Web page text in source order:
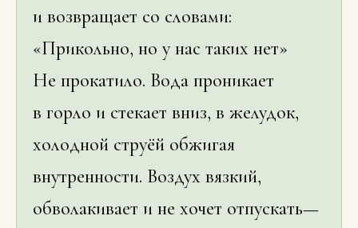
и возвращает со словами:
«Прикольно, но у нас таких нет»
Не прокатило. Вода проникает
в горло и стекает вниз, в желудок,
холодной струёй обжигая
внутренности. Воздух вязкий,
обволакивает и не хочет отпускать—